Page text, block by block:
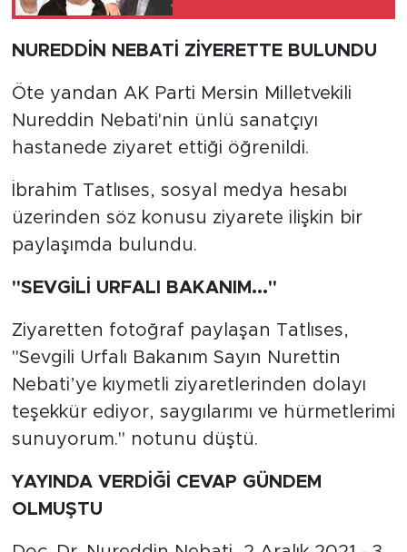
NUREDDİN NEBATİ ZİYERETTE BULUNDU
Öte yandan AK Parti Mersin Milletvekili
Nureddin Nebati'nin ünlü sanatçıyı
hastanede ziyaret ettiği öğrenildi.
İbrahim Tatlıses, sosyal medya hesabı
üzerinden söz konusu ziyarete ilişkin bir
paylaşımda bulundu.
"SEVGİLİ URFALI BAKANIM..."
Ziyaretten fotoğraf paylaşan Tatlıses,
"Sevgili Urfalı Bakanım Sayın Nurettin
Nebati’ye kıymetli ziyaretlerinden dolayı
teşekkür ediyor, saygılarımı ve hürmetlerimi
sunuyorum." notunu düştü.
YAYINDA VERDİĞİ CEVAP GÜNDEM
OLMUŞTU